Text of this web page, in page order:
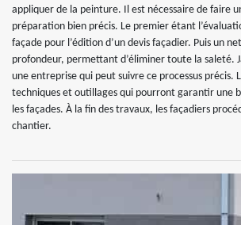
appliquer de la peinture. Il est nécessaire de faire
préparation bien précis. Le premier étant
façade pour l’édition d’un devis façadier. Puis un
profondeur, permettant d’éliminer toute la saleté.
une entreprise qui peut suivre ce processus précis.
techniques et outillages qui pourront garantir une
les façades. À la fin des travaux, les façadiers
chantier.